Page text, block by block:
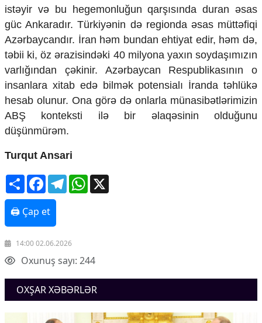
istəyir və bu hegemonluğun qarşısında duran əsas
güc Ankaradır. Türkiyənin də regionda əsas müttəfiqi
Azərbaycandır. İran həm bundan ehtiyat edir, həm də,
təbii ki, öz ərazisindəki 40 milyona yaxın soydaşımızın
varlığından çəkinir. Azərbaycan Respublikasının o
insanlara xitab edə bilmək potensialı İranda təhlükə
hesab olunur. Ona görə də onlarla münasibətlərimizin
ABŞ konteksti ilə bir əlaqəsinin olduğunu
düşünmürəm.
Turqut Ansari
ShareFacebookTelegramWhatsApp
🖨 Çap et
14:00 02.06.2026
Oxunuş sayı: 244
OXŞAR XƏBƏRLƏR